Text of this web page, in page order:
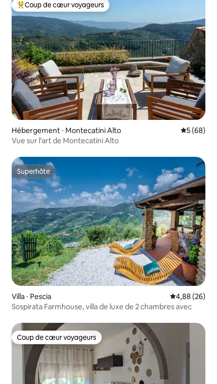
Coups de cœur voyageurs les plus appréciés
Coup de cœur voyageurs
Hébergement ⋅ Montecatini Alto
5 (68)
Vue sur l'art de Montecatini Alto
Superhôte
Superhôte
Villa ⋅ Pescia Évaluation
4,88 (26)
Sospirata Farmhouse, villa de luxe de 2 chambres avec
Coup de cœur voyageurs
Coup de cœur voyageurs